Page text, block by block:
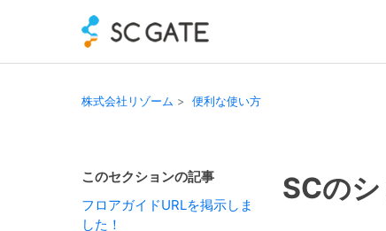
株式会社リゾーム 便利な使い方
このセクションの記事
フロアガイドURLを掲示しま
した！
SCの